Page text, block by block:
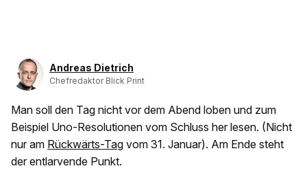
Andreas Dietrich
Chefredaktor Blick Print
Man soll den Tag nicht vor dem Abend loben und zum
Beispiel Uno-Resolutionen vom Schluss her lesen. (Nicht
nur am Rückwärts-Tag vom 31. Januar). Am Ende steht
der entlarvende Punkt.